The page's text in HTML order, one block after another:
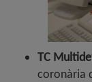
TC
coronària